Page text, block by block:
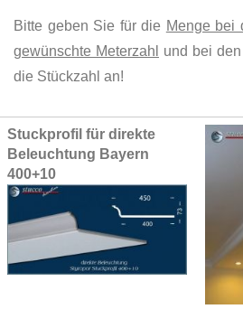
Bitte geben Sie für die Menge bei
gewünschte Meterzahl
und bei
die Stückzahl an!
Grouped
product
items
Stuckprofil für direkte
Beleuchtung Bayern
400+10